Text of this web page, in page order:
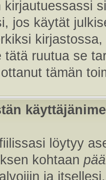
kirjautuessassi
jos käytät
tätä ruutua se
tämän
löytyy
kohtaan
ja